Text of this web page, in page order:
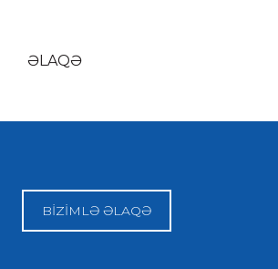
ƏLAQƏ
BİZİMLƏ ƏLAQƏ